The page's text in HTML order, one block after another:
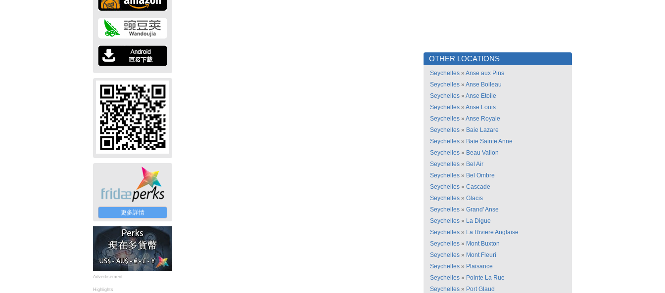
更多詳情
Advertisement
Highlights
OTHER LOCATIONS
Seychelles » Anse aux Pins
Seychelles » Anse Boileau
Seychelles » Anse Etoile
Seychelles » Anse Louis
Seychelles » Anse Royale
Seychelles » Baie Lazare
Seychelles » Baie Sainte Anne
Seychelles » Beau Vallon
Seychelles » Bel Air
Seychelles » Bel Ombre
Seychelles » Cascade
Seychelles » Glacis
Seychelles » Grand' Anse
Seychelles » La Digue
Seychelles » La Riviere Anglaise
Seychelles » Mont Buxton
Seychelles » Mont Fleuri
Seychelles » Plaisance
Seychelles » Pointe La Rue
Seychelles » Port Glaud